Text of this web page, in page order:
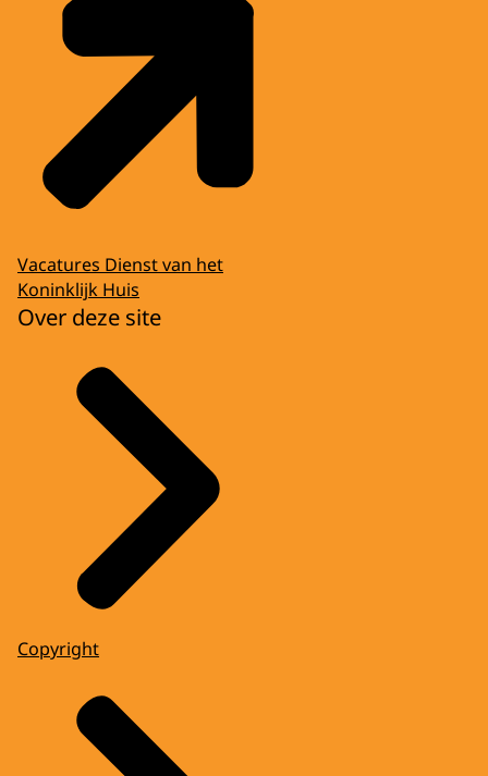
Vacatures Dienst van het
Koninklijk Huis
Over deze site
Copyright